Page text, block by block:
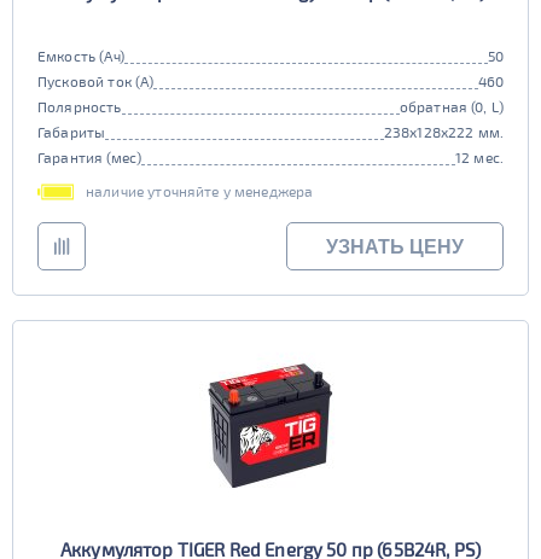
Емкость (Ач)
50
Пусковой ток (А)
460
Полярность
обратная (0, L)
Габариты
238x128x222 мм.
Гарантия (мес)
12 мес.
наличие уточняйте у менеджера
УЗНАТЬ ЦЕНУ
Аккумулятор TIGER Red Energy 50 пр (65B24R, PS)